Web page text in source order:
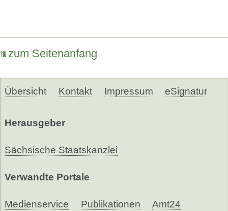
zum Seitenanfang
Übersicht Kontakt Impressum eSignatur
Herausgeber
Sächsische Staatskanzlei
Verwandte Portale
Medienservice Publikationen Amt24